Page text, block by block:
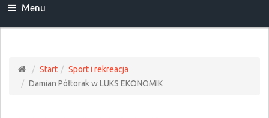
Menu
Start
Sport i rekreacja
Damian Półtorak w LUKS EKONOMIK